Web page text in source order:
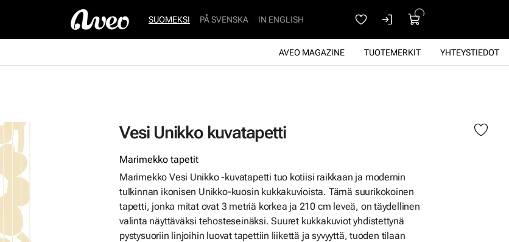
YHTEYSTIEDOT
TUOTEMERKIT
AVEO MAGAZINE
SUOMEKSI PÅ SVENSKA IN ENGLISH
Vesi Unikko kuvatapetti
Marimekko tapetit
Marimekko Vesi Unikko -kuvatapetti tuo kotiisi raikkaan ja modernin
tulkinnan ikonisen Unikko-kuosin kukkakuvioista. Tämä suurikokoinen
tapetti, jonka mitat ovat 3 metriä korkea ja 210 cm leveä, on täydellinen
valinta näyttäväksi tehosteseinäksi. Suuret kukkakuviot yhdistettynä
pystysuoriin linjoihin luovat tapettiin liikettä ja syvyyttä, tuoden tilaan